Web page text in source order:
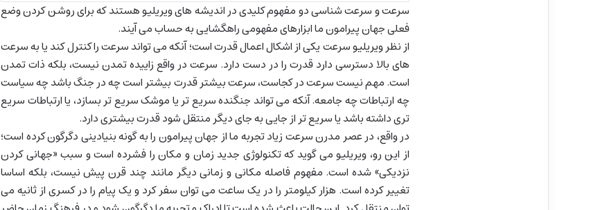
سرعت و سرعت شناسی دو مفهوم کلیدی در اندیشه های ویریلیو هستند که برای روشن کردن وضع
فعلی جهان پیرامون ما ابزارهای مفهومی راهگشایی به حساب می آیند.
از نظر ویریلیو سرعت یکی از اشکال اعمال قدرت است؛ آنکه می تواند سرعت را کنترل کند یا به سرعت
های بالا دسترسی دارد قدرت را در دست دارد. سرعت در واقع زاییده تمدن نیست، بلکه ذات تمدن
است. مهم نیست سرعت در کجاست، سرعت بیشتر قدرت بیشتر است چه در جنگ باشد چه سیاست
چه ارتباطات چه جامعه. آنکه می تواند جنگنده سریع تر یا موشک سریع تر بسازد، یا ارتباطات سریع
تری داشته باشد یا سریع تر از جایی به جای دیگر منتقل شود قدرت بیشتری دارد.
در واقع، در عصر مدرن سرعت زیاد تجربه ما از جهان پیرامون را به گونه بنیادینی دگرگون کرده است؛
از این رو، ویریلیو می گوید که تکنولوژی جدید زمان و مکان را فشرده است و سبب «جهانی کردن
نزدیکی» شده است. مفهوم فاصله مکانی و زمانی دیگر مانند چند قرن پیش نیست، بلکه اساسا
تغییر کرده است. هزار کیلومتر را در یک ساعت می توان سفر کرد و یک پیام را در کسری از ثانیه می